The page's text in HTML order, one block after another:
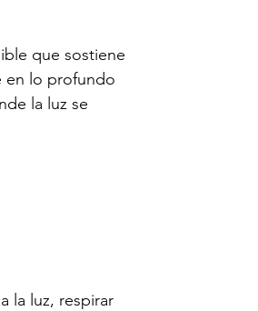
que sostiene
en lo profundo
la luz se
la luz, respirar